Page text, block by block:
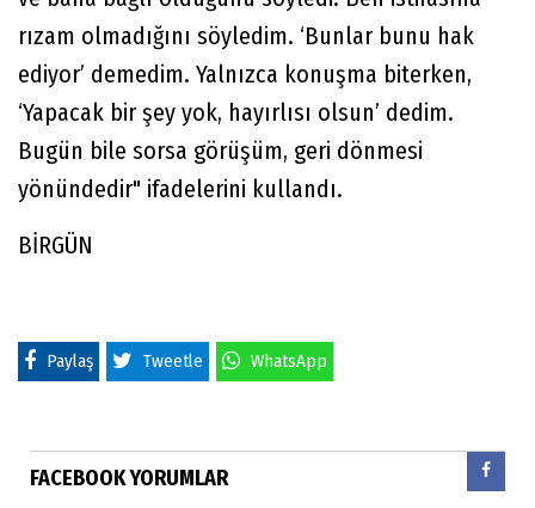
rızam olmadığını söyledim. ‘Bunlar bunu hak
ediyor’ demedim. Yalnızca konuşma biterken,
‘Yapacak bir şey yok, hayırlısı olsun’ dedim.
Bugün bile sorsa görüşüm, geri dönmesi
yönündedir" ifadelerini kullandı.
BİRGÜN
Paylaş Tweetle WhatsApp
FACEBOOK YORUMLAR